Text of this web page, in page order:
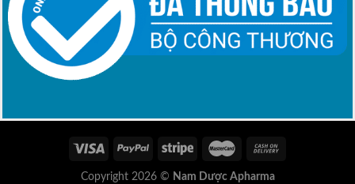
Copyright 2026 © Nam Dược Apharma